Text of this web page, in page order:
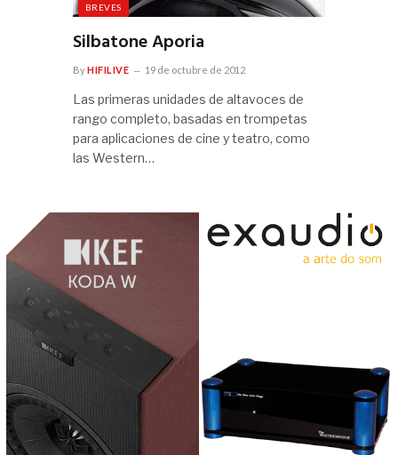
BREVES
Silbatone Aporia
ByHIFILIVE 19 de octubre de 2012
Las primeras unidades de altavoces de
rango completo, basadas en trompetas
para aplicaciones de cine y teatro, como
las Western…